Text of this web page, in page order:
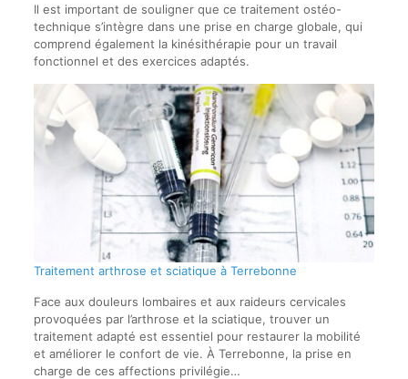
Il est important de souligner que ce traitement ostéo-
technique s’intègre dans une prise en charge globale, qui
comprend également la kinésithérapie pour un travail
fonctionnel et des exercices adaptés.
Traitement arthrose et sciatique à Terrebonne
Face aux douleurs lombaires et aux raideurs cervicales
provoquées par l’arthrose et la sciatique, trouver un
traitement adapté est essentiel pour restaurer la mobilité
et améliorer le confort de vie. À Terrebonne, la prise en
charge de ces affections privilégie…